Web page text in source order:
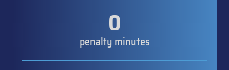
0
penalty minutes